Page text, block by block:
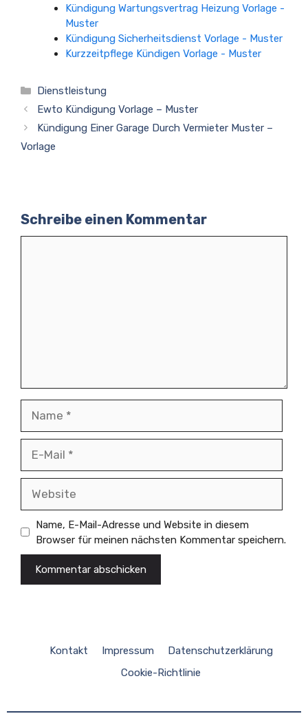
Kündigung Wartungsvertrag Heizung Vorlage -
Muster
Kündigung Sicherheitsdienst Vorlage - Muster
Kurzzeitpflege Kündigen Vorlage - Muster
Kategorien
Dienstleistung
Ewto Kündigung Vorlage – Muster
Kündigung Einer Garage Durch Vermieter Muster –
Vorlage
Schreibe einen Kommentar
Mail
Name, E-Mail-Adresse und Website in diesem
Browser für meinen nächsten Kommentar speichern.
Kontakt Impressum
Datenschutzerklärung
Cookie-Richtlinie